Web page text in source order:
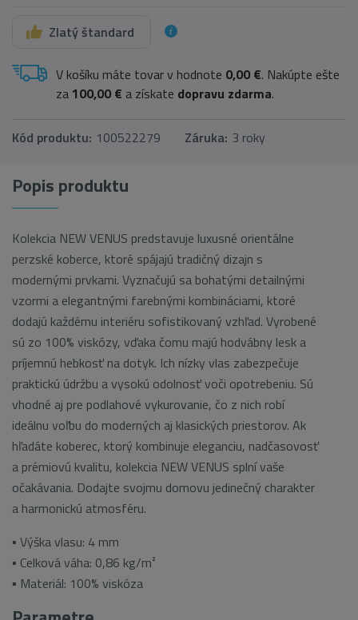
Zlatý štandard
V košíku máte tovar v hodnote 0,00 €. Nakúpte ešte
za 100,00 € a získate dopravu zdarma.
Kód produktu: 100522279 Záruka: 3 roky
Popis produktu
Kolekcia NEW VENUS predstavuje luxusné orientálne
perzské koberce, ktoré spájajú tradičný dizajn s
modernými prvkami. Vyznačujú sa bohatými detailnými
vzormi a elegantnými farebnými kombináciami, ktoré
dodajú každému interiéru sofistikovaný vzhľad. Vyrobené
sú zo 100% viskózy, vďaka čomu majú hodvábny lesk a
príjemnú hebkosť na dotyk. Ich nízky vlas zabezpečuje
praktickú údržbu a vysokú odolnosť voči opotrebeniu. Sú
vhodné aj pre podlahové vykurovanie, čo z nich robí
ideálnu voľbu do moderných aj klasických priestorov. Ak
hľadáte koberec, ktorý kombinuje eleganciu, nadčasovosť
a prémiovú kvalitu, kolekcia NEW VENUS splní vaše
očakávania. Dodajte svojmu domovu jedinečný charakter
a harmonickú atmosféru.
▪ Výška vlasu: 4 mm
▪ Celková váha: 0,86 kg/m²
▪ Materiál: 100% viskóza